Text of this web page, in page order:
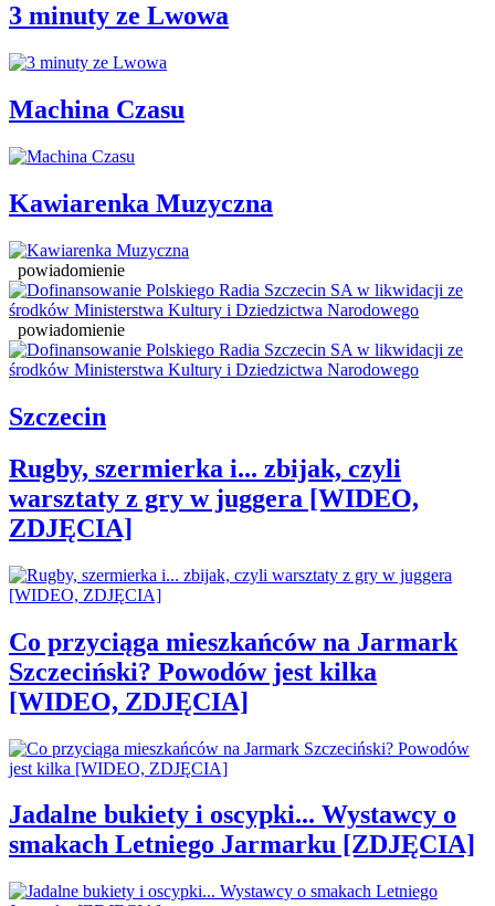
3 minuty ze Lwowa
Machina Czasu
Kawiarenka Muzyczna
powiadomienie
powiadomienie
Szczecin
Rugby, szermierka i... zbijak, czyli
warsztaty z gry w juggera [WIDEO,
ZDJĘCIA]
Co przyciąga mieszkańców na Jarmark
Szczeciński? Powodów jest kilka
[WIDEO, ZDJĘCIA]
Jadalne bukiety i oscypki... Wystawcy o
smakach Letniego Jarmarku [ZDJĘCIA]